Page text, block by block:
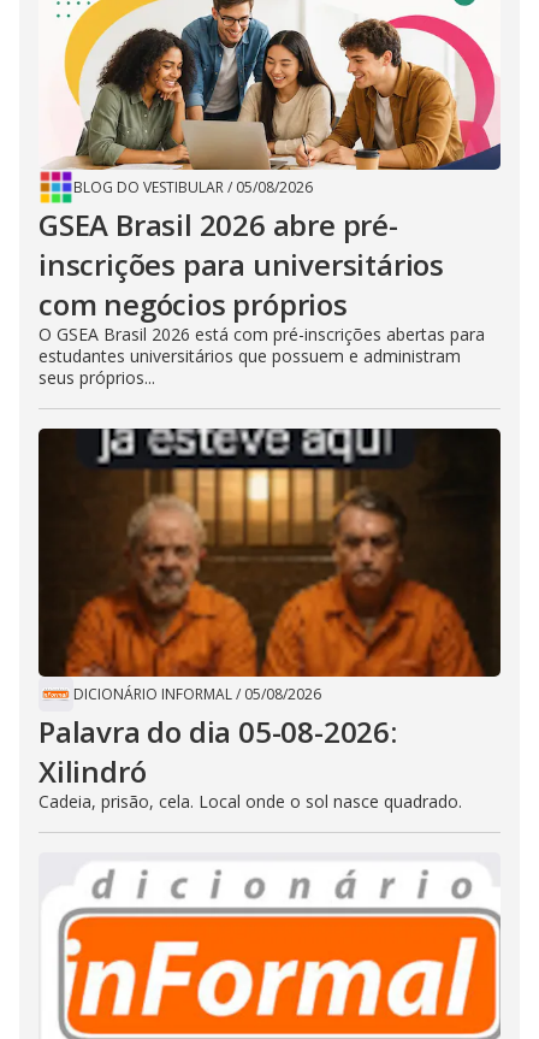
BLOG DO VESTIBULAR/ 05/08/2026
GSEA Brasil 2026 abre pré-
inscrições para universitários
com negócios próprios
O GSEA Brasil 2026 está com pré-inscrições abertas para
estudantes universitários que possuem e administram
seus próprios...
DICIONÁRIO INFORMAL/ 05/08/2026
Palavra do dia 05-08-2026:
Xilindró
Cadeia, prisão, cela. Local onde o sol nasce quadrado.